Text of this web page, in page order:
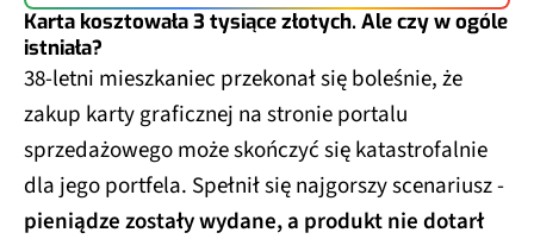
Karta kosztowała 3 tysiące złotych. Ale czy w ogóle
istniała?
38-letni mieszkaniec przekonał się boleśnie, że
zakup karty graficznej na stronie portalu
sprzedażowego może skończyć się katastrofalnie
dla jego portfela. Spełnił się najgorszy scenariusz -
pieniądze zostały wydane, a produkt nie dotarł